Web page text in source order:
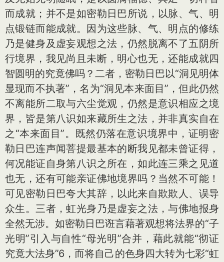
而成就；并不是如密勒日巴所说，以脉、气、明
点锻链而能成就。因为这些脉、气、明点的修练
乃是健身及虚妄观想之法，仍然脱离不了五阴所
行境界，我见尚且未断，明心也无，还能成就四
智圆明的究竟佛吗？二者，密勒日巴以“洞见明体
显现而不执著”，名为“洞见本来面目”，但此仍然
不离能所二取与六尘觉观，仍然是意识相应之境
界，皆是第八识如来藏所生之法，并非真实自在
之“本来面目”。既然仍落在意识境界中，证明密
勒日巴连声闻菩提最基本的断我见都未曾证得，
何况能证自身第八识之所在，如此连三乘之见道
也无，还有可能亲证佛地境界吗？当然不可能！
可见密勒日巴夸大其辞，以此来自欺欺人、误导
众生。三者，虹光身乃是虚妄之法，与佛地报身
全然无涉。如密勒日巴诳言藉著观想将法界的“子
光明”引入与自性“母光明”合并，藉此就能“彻证
究竟大法身”6，而将自己的色身四大转为七彩“虹